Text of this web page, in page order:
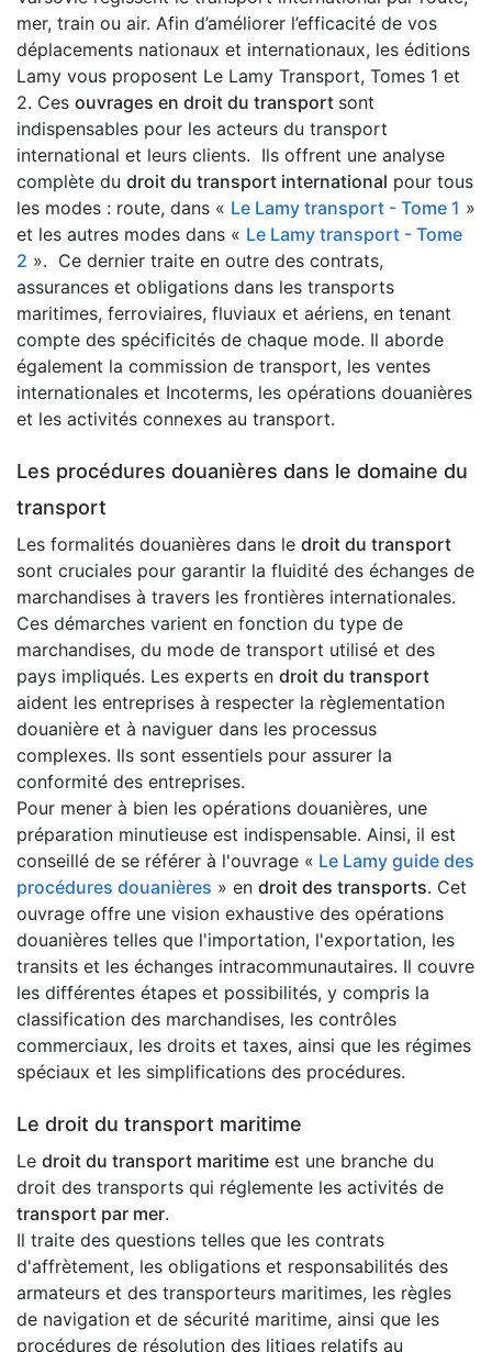
mer, train ou air. Afin d’améliorer l’efficacité de vos
déplacements nationaux et internationaux, les éditions
Lamy vous proposent Le Lamy Transport, Tomes 1 et
2. Ces ouvrages en droit du transport sont
indispensables pour les acteurs du transport
international et leurs clients. Ils offrent une analyse
complète du droit du transport international pour tous
les modes : route, dans « Le Lamy transport - Tome 1 »
et les autres modes dans « Le Lamy transport - Tome
2 ». Ce dernier traite en outre des contrats,
assurances et obligations dans les transports
maritimes, ferroviaires, fluviaux et aériens, en tenant
compte des spécificités de chaque mode. Il aborde
également la commission de transport, les ventes
internationales et Incoterms, les opérations douanières
et les activités connexes au transport.
Les procédures douanières dans le domaine du
transport
Les formalités douanières dans le droit du transport
sont cruciales pour garantir la fluidité des échanges de
marchandises à travers les frontières internationales.
Ces démarches varient en fonction du type de
marchandises, du mode de transport utilisé et des
pays impliqués. Les experts en droit du transport
aident les entreprises à respecter la règlementation
douanière et à naviguer dans les processus
complexes. Ils sont essentiels pour assurer la
conformité des entreprises.
Pour mener à bien les opérations douanières, une
préparation minutieuse est indispensable. Ainsi, il est
conseillé de se référer à l'ouvrage « Le Lamy guide des
procédures douanières » en droit des transports. Cet
ouvrage offre une vision exhaustive des opérations
douanières telles que l'importation, l'exportation, les
transits et les échanges intracommunautaires. Il couvre
les différentes étapes et possibilités, y compris la
classification des marchandises, les contrôles
commerciaux, les droits et taxes, ainsi que les régimes
spéciaux et les simplifications des procédures.
Le droit du transport maritime
Le droit du transport maritime est une branche du
droit des transports qui réglemente les activités de
transport par mer.
Il traite des questions telles que les contrats
d'affrètement, les obligations et responsabilités des
armateurs et des transporteurs maritimes, les règles
de navigation et de sécurité maritime, ainsi que les
procédures de résolution des litiges relatifs au